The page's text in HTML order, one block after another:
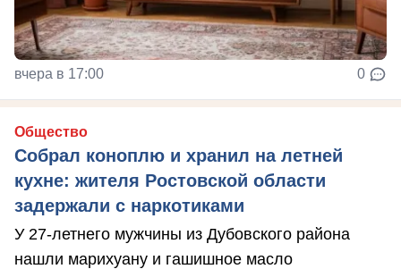
вчера в 17:00 0
Общество
Собрал коноплю и хранил на летней
кухне: жителя Ростовской области
задержали с наркотиками
У 27-летнего мужчины из Дубовского района
нашли марихуану и гашишное масло